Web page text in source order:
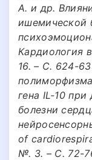
А. и др.
ишемической
Кардиология
16. – С. 624-
гена IL-10
болезни
of
№. 3. – С. 72-